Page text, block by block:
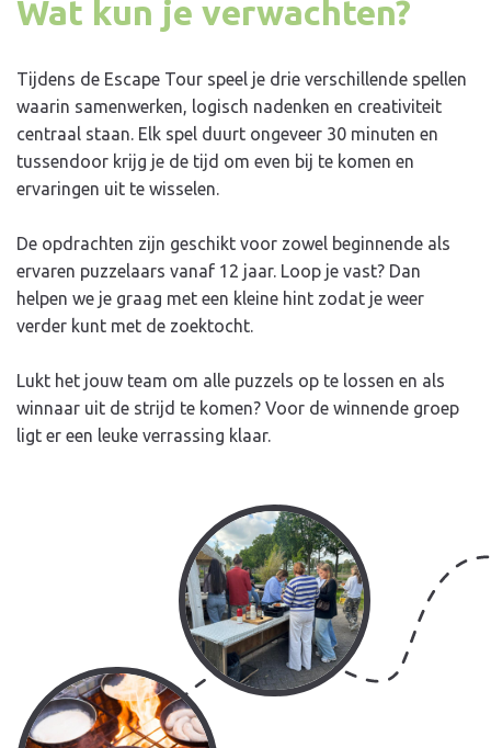
Wat kun je verwachten?
Tijdens de Escape Tour speel je drie verschillende spellen
waarin samenwerken, logisch nadenken en creativiteit
centraal staan. Elk spel duurt ongeveer 30 minuten en
tussendoor krijg je de tijd om even bij te komen en
ervaringen uit te wisselen.
De opdrachten zijn geschikt voor zowel beginnende als
ervaren puzzelaars vanaf 12 jaar. Loop je vast? Dan
helpen we je graag met een kleine hint zodat je weer
verder kunt met de zoektocht.
Lukt het jouw team om alle puzzels op te lossen en als
winnaar uit de strijd te komen? Voor de winnende groep
ligt er een leuke verrassing klaar.